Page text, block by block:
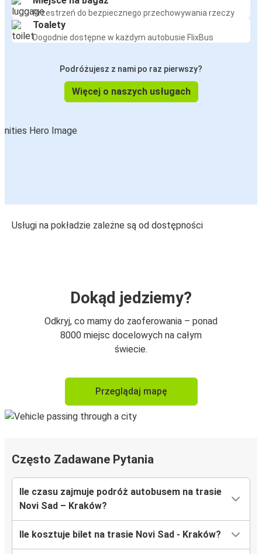
Przestrzeń do bezpiecznego przechowywania rzeczy
Toalety
Dogodnie dostępne w każdym autobusie FlixBus
Podróżujesz z nami po raz pierwszy?
Więcej o naszych usługach
Usługi na pokładzie zależne są od dostępności
Dokąd jedziemy?
Odkryj, co mamy do zaoferowania – ponad
8000 miejsc docelowych na całym
świecie.
Przeglądaj mapę
Często Zadawane Pytania
Ile czasu zajmuje podróż autobusem na trasie
Novi Sad – Kraków?
Ile kosztuje bilet na trasie Novi Sad - Kraków?